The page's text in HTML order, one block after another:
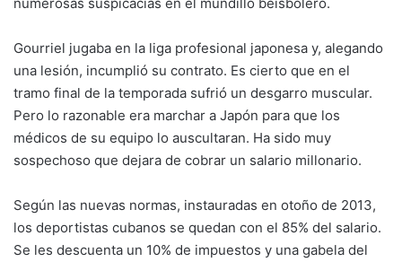
Gourriel jugaba en la liga profesional japonesa y, alegando
una lesión, incumplió su contrato. Es cierto que en el
tramo final de la temporada sufrió un desgarro muscular.
Pero lo razonable era marchar a Japón para que los
médicos de su equipo lo auscultaran. Ha sido muy
sospechoso que dejara de cobrar un salario millonario.
Según las nuevas normas, instauradas en otoño de 2013,
los deportistas cubanos se quedan con el 85% del salario.
Se les descuenta un 10% de impuestos y una gabela del